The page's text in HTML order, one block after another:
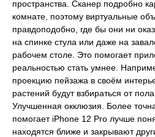
пространства. Сканер подробно
комнате, поэтому виртуальные
правдоподобно, где бы они ни
на спинке стула или даже на
рабочем столе. Это помогает
реальностью стать умнее.
проекцию пейзажа в своём
растений будут взбираться от
Улучшенная окклюзия. Более
помогает iPhone 12 Pro лучше
находятся ближе и закрывают